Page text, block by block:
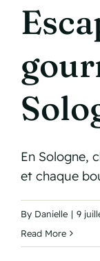
En Sologne,
et chaque
By Danielle | 9
Read More